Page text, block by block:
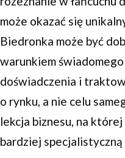
może okazać się
Biedronka może być
warunkiem
doświadczenia i
o rynku, a nie celu
lekcja biznesu, na
bardziej specjalistyczną